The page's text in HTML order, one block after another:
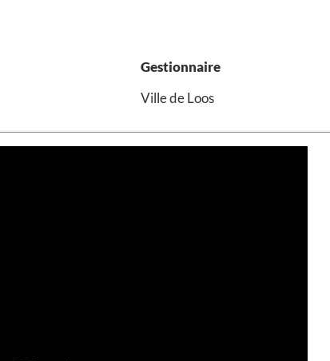
Gestionnaire
Ville de Loos